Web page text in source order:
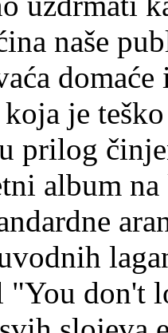
naše
je
prilog
album na
"You don't